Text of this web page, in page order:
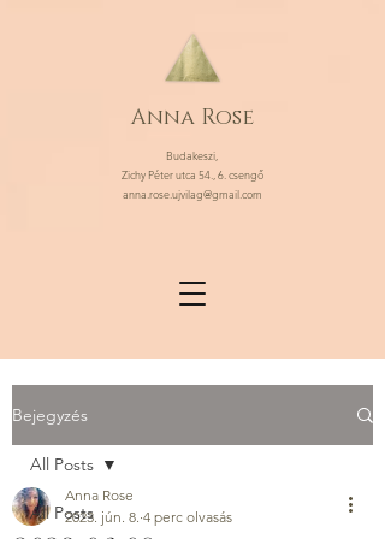
Anna Rose
Budakeszi,
Zichy Péter utca 54., 6. csengő
anna.rose.ujvilag@gmail.com
Bejegyzés
All Posts
All Posts
Anna Rose
2023. jún. 8. 4 perc olvasás